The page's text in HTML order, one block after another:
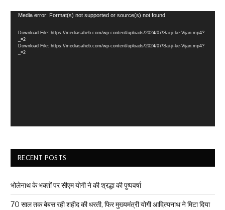
Video
Media error: Format(s) not supported or source(s) not found
Download File: https://mediasaheb.com/wp-content/uploads/2024/07/Sai-ji-ke-Vijan.mp4?
_=2
Download File: https://mediasaheb.com/wp-content/uploads/2024/07/Sai-ji-ke-Vijan.mp4?
_=2
RECENT POSTS
भोलेनाथ के भक्तों पर सीएम योगी ने की श्रद्धा की पुष्पवर्षा
70 साल तक बेबस रही शहीद की धरती, फिर मुख्यमंत्री योगी आदित्यनाथ ने मिटा दिया